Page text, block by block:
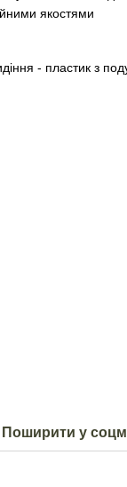
якостями
- пластик з
Поширити у